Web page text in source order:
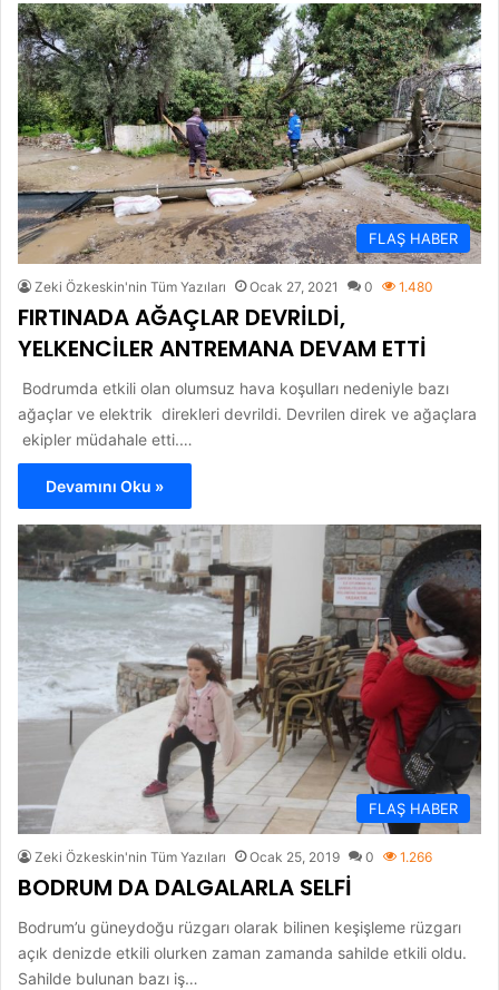
FLAŞ HABER
Zeki Özkeskin'nin Tüm Yazıları Ocak 27, 2021 0 1.480
FIRTINADA AĞAÇLAR DEVRİLDİ,
YELKENCİLER ANTREMANA DEVAM ETTİ
Bodrumda etkili olan olumsuz hava koşulları nedeniyle bazı
ağaçlar ve elektrik direkleri devrildi. Devrilen direk ve ağaçlara
ekipler müdahale etti.…
Devamını Oku »
FLAŞ HABER
Zeki Özkeskin'nin Tüm Yazıları Ocak 25, 2019 0 1.266
BODRUM DA DALGALARLA SELFİ
Bodrum’u güneydoğu rüzgarı olarak bilinen keşişleme rüzgarı
açık denizde etkili olurken zaman zamanda sahilde etkili oldu.
Sahilde bulunan bazı iş…